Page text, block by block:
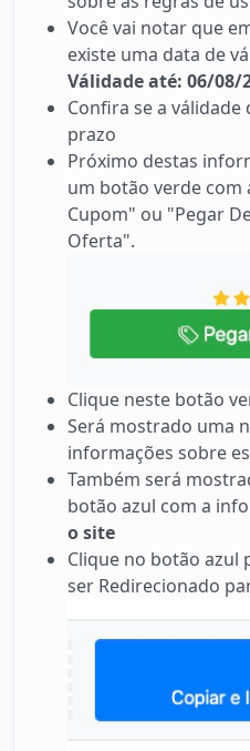
Você vai notar que
existe uma data de
Válidade até: 06/08/
Confira se a
prazo
Próximo destas
um botão verde
Cupom" ou "Pegar
Oferta".
Clique neste botão
Será mostrado uma
informações sobre
Também será
botão azul com a
o site
Clique no botão azul
ser Redirecionado